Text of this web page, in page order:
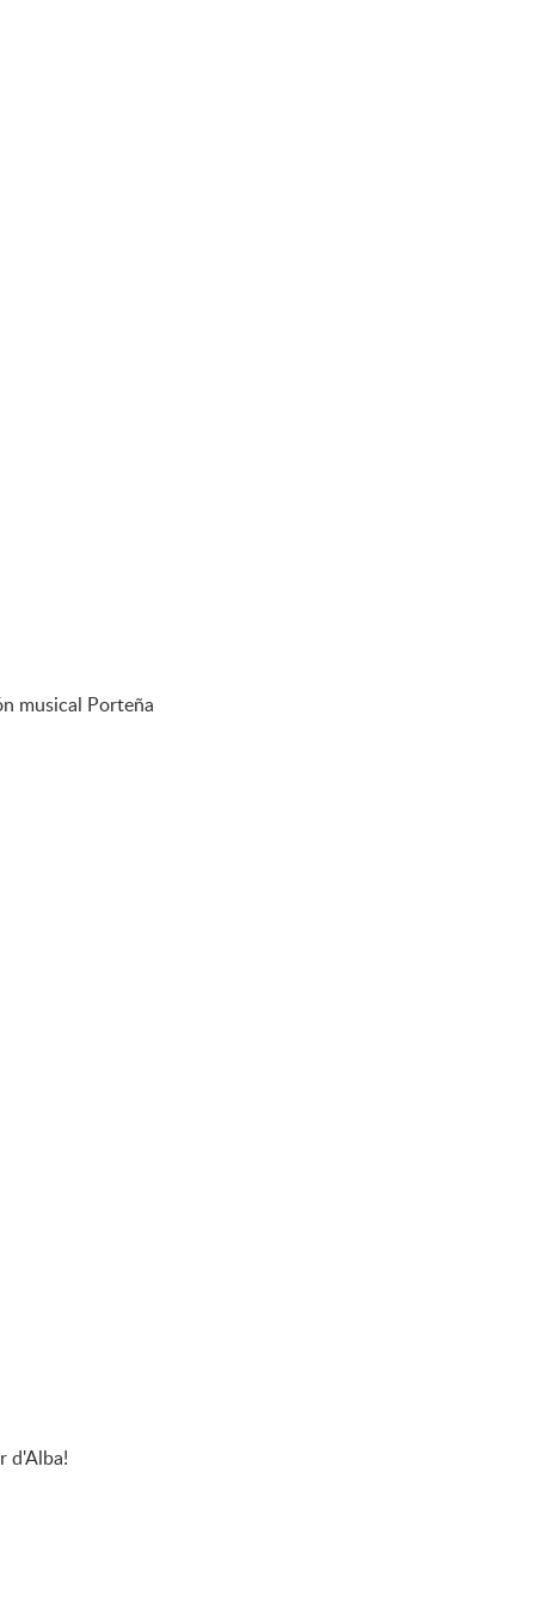
musical Porteña
d'Alba!